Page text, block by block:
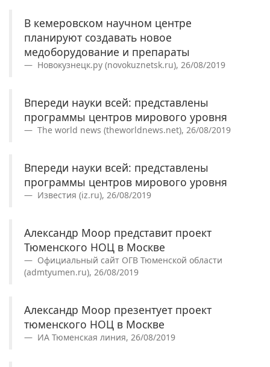
В кемеровском научном центре
планируют создавать новое
медоборудование и препараты
Новокузнецк.ру (novokuznetsk.ru), 26/08/2019
Впереди науки всей: представлены
программы центров мирового уровня
The world news (theworldnews.net), 26/08/2019
Впереди науки всей: представлены
программы центров мирового уровня
Известия (iz.ru), 26/08/2019
Александр Моор представит проект
Тюменского НОЦ в Москве
Официальный сайт ОГВ Тюменской области
(admtyumen.ru), 26/08/2019
Александр Моор презентует проект
тюменского НОЦ в Москве
ИА Тюменская линия, 26/08/2019